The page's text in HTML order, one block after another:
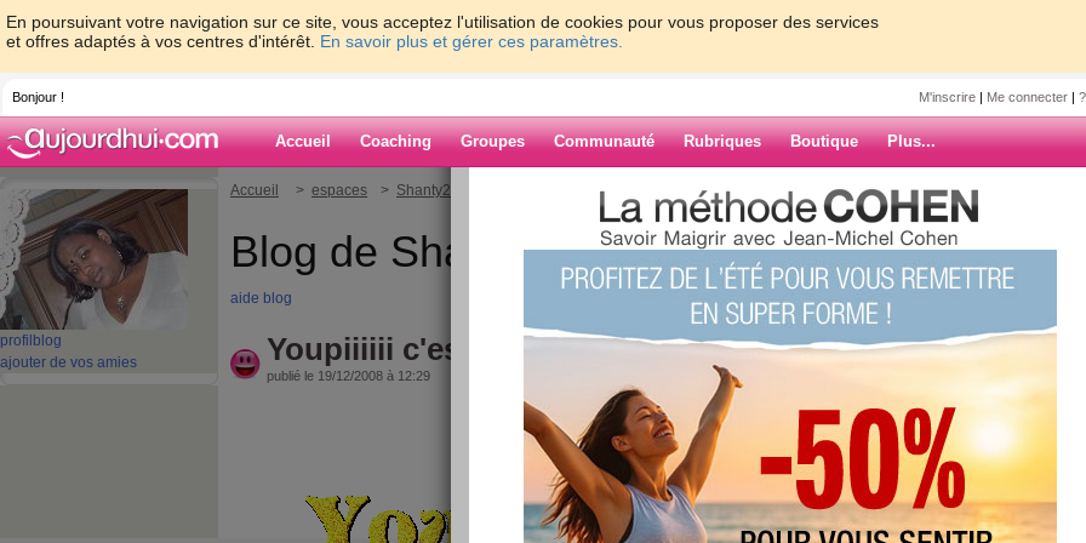
En poursuivant votre navigation sur ce site, vous acceptez l'utilisation de cookies pour vous proposer des services
et offres adaptés à vos centres d'intérêt. En savoir plus et gérer ces paramètres.
Bonjour ! M'inscrire | Me connecter |
Accueil Coaching Groupes Communauté Rubriques Boutique Plus...
profil blog
ajouter de vos amies
Accueil > espaces > Shanty20 > Youpiiiiii c'est gagnéééé !!!!
Blog de Shanty20
aide blog
Youpiiiiii c'est gagnéééé !!!!
publié le 19/12/2008 à 12:29
Découvrez Rihanna!
ARCHIVES